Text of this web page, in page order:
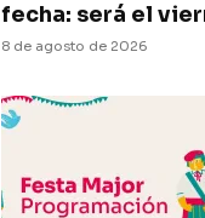
fecha: será el
8 de agosto de 2026